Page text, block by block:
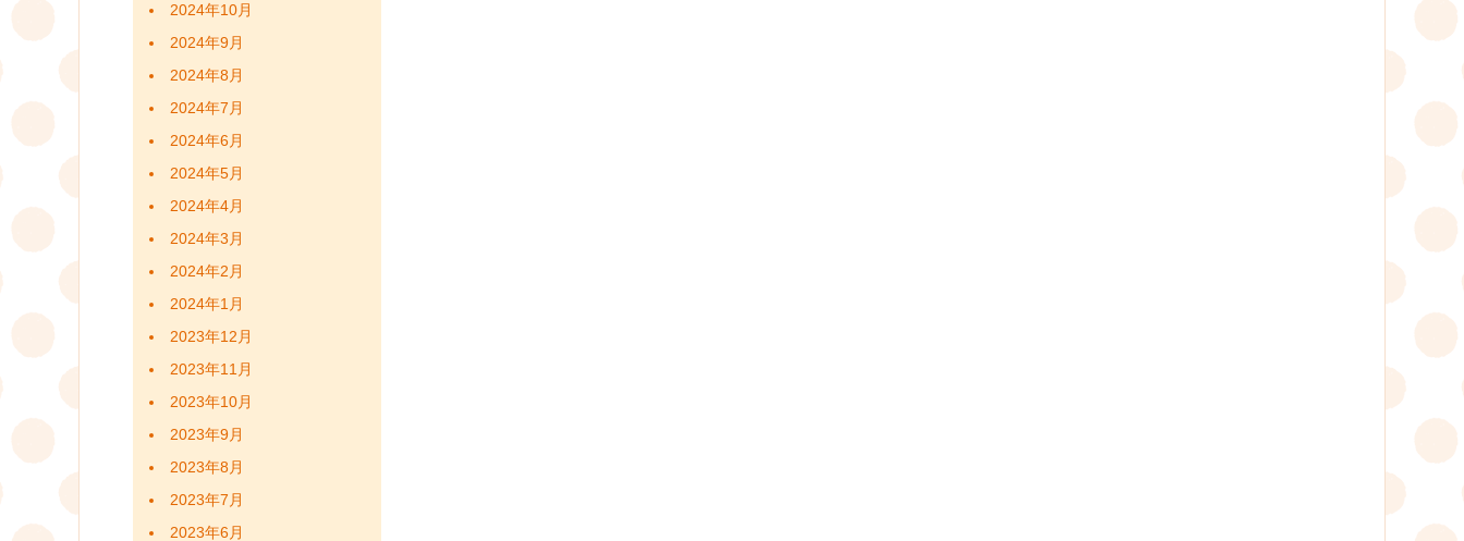
2024年10月
2024年9月
2024年8月
2024年7月
2024年6月
2024年5月
2024年4月
2024年3月
2024年2月
2024年1月
2023年12月
2023年11月
2023年10月
2023年9月
2023年8月
2023年7月
2023年6月